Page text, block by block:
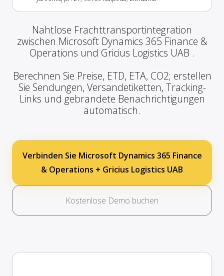
Nahtlose Frachttransportintegration
zwischen Microsoft Dynamics 365 Finance &
Operations und Gricius Logistics UAB .
Berechnen Sie Preise, ETD, ETA, CO2; erstellen
Sie Sendungen, Versandetiketten, Tracking-
Links und gebrandete Benachrichtigungen
automatisch.
Verbinden Sie Microsoft Dynamics 365 Finance
& Operations + Gricius Logistics UAB
Kostenlose Demo buchen